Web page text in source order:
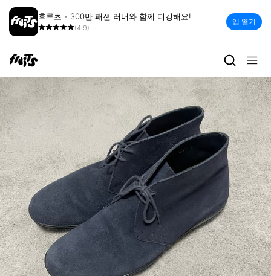
후루츠 - 300만 패션 러버와 함께 디깅해요!
(4.9)
앱 열기